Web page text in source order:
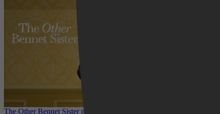
The Other Bennet Sister nu te zien op HBO Max: romantisch